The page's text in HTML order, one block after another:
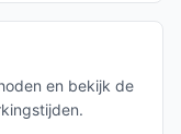
en bekijk de